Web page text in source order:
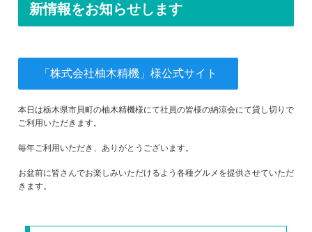
新情報をお知らせします
「株式会社柚木精機」様公式サイト
本日は栃木県市貝町の柚木精機様にて社員の皆様の納涼会にて貸し切りで
ご利用いただきます。
毎年ご利用いただき、ありがとうございます。
お盆前に皆さんでお楽しみいただけるよう各種グルメを提供させていただ
きます。